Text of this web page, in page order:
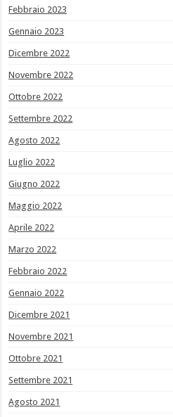
Febbraio 2023
Gennaio 2023
Dicembre 2022
Novembre 2022
Ottobre 2022
Settembre 2022
Agosto 2022
Luglio 2022
Giugno 2022
Maggio 2022
Aprile 2022
Marzo 2022
Febbraio 2022
Gennaio 2022
Dicembre 2021
Novembre 2021
Ottobre 2021
Settembre 2021
Agosto 2021